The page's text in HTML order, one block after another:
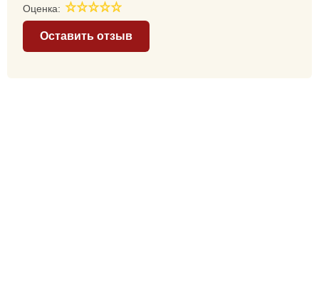
Оценка:
Оставить отзыв